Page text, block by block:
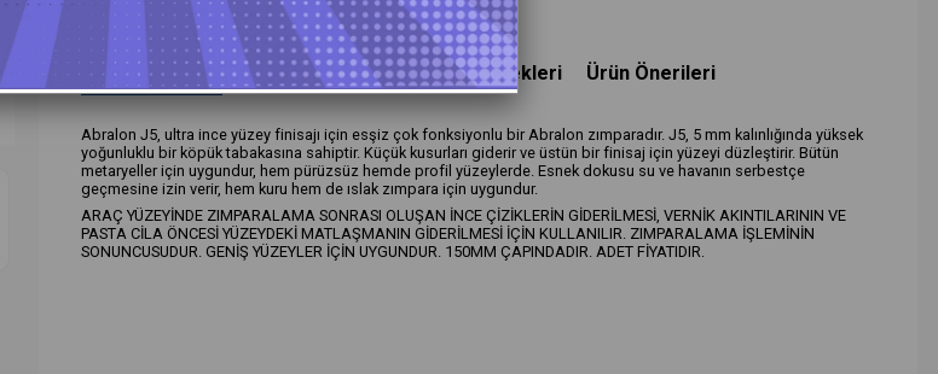
Ürün Özellikleri Yorumlar(0) Ödeme Seçenekleri Ürün Önerileri
Abralon J5, ultra ince yüzey finisajı için esşiz çok fonksiyonlu bir Abralon zımparadır. J5, 5 mm kalınlığında yüksek
yoğunluklu bir köpük tabakasına sahiptir. Küçük kusurları giderir ve üstün bir finisaj için yüzeyi düzleştirir. Bütün
metaryeller için uygundur, hem pürüzsüz hemde profil yüzeylerde. Esnek dokusu su ve havanın serbestçe
geçmesine izin verir, hem kuru hem de ıslak zımpara için uygundur.
ARAÇ YÜZEYİNDE ZIMPARALAMA SONRASI OLUŞAN İNCE ÇİZİKLERİN GİDERİLMESİ, VERNİK AKINTILARININ VE
PASTA CİLA ÖNCESİ YÜZEYDEKİ MATLAŞMANIN GİDERİLMESİ İÇİN KULLANILIR. ZIMPARALAMA İŞLEMİNİN
SONUNCUSUDUR. GENİŞ YÜZEYLER İÇİN UYGUNDUR. 150MM ÇAPINDADIR. ADET FİYATIDIR.